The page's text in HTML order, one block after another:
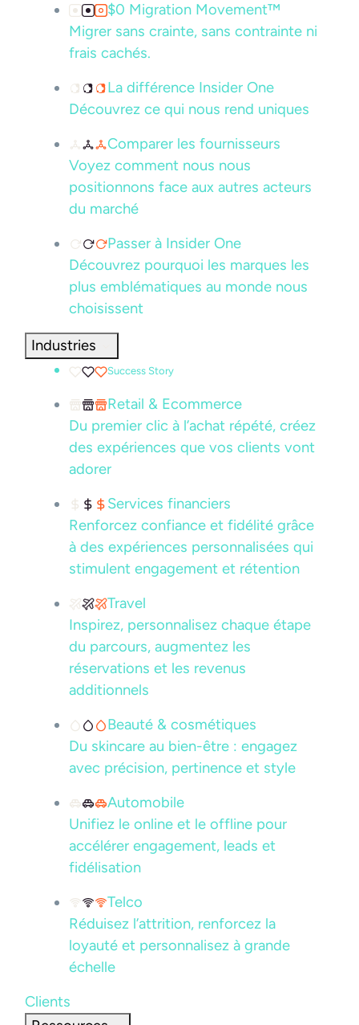
$0 Migration Movement™
Migrer sans crainte, sans contrainte ni
frais cachés.
La différence Insider One
Découvrez ce qui nous rend uniques
Comparer les fournisseurs
Voyez comment nous nous
positionnons face aux autres acteurs
du marché
Passer à Insider One
Découvrez pourquoi les marques les
plus emblématiques au monde nous
choisissent
Industries
Success Story
Retail & Ecommerce
Du premier clic à l’achat répété, créez
des expériences que vos clients vont
adorer
Services financiers
Renforcez confiance et fidélité grâce
à des expériences personnalisées qui
stimulent engagement et rétention
Travel
Inspirez, personnalisez chaque étape
du parcours, augmentez les
réservations et les revenus
additionnels
Beauté & cosmétiques
Du skincare au bien-être : engagez
avec précision, pertinence et style
Automobile
Unifiez le online et le offline pour
accélérer engagement, leads et
fidélisation
Telco
Réduisez l’attrition, renforcez la
loyauté et personnalisez à grande
échelle
Clients